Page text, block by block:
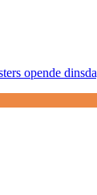
opende